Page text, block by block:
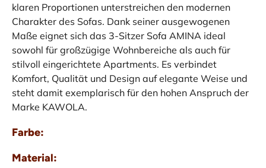
klaren Proportionen unterstreichen den modernen
Charakter des Sofas. Dank seiner ausgewogenen
Maße eignet sich das 3-Sitzer Sofa AMINA ideal
sowohl für großzügige Wohnbereiche als auch für
stilvoll eingerichtete Apartments. Es verbindet
Komfort, Qualität und Design auf elegante Weise und
steht damit exemplarisch für den hohen Anspruch der
Marke KAWOLA.
Farbe:
Material: